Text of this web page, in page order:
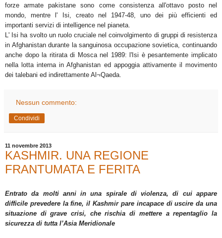
forze armate pakistane sono come consistenza all'ottavo posto nel
mondo, mentre l' Isi, creato nel 1947-48, uno dei più efficienti ed
importanti servizi di intelligence nel pianeta.
L' Isi ha svolto un ruolo cruciale nel coinvolgimento di gruppi di resistenza
in Afghanistan durante la sanguinosa occupazione sovietica, continuando
anche dopo la ritirata di Mosca nel 1989: l'Isi è pesantemente implicato
nella lotta interna in Afghanistan ed appoggia attivamente il movimento
dei talebani ed indirettamente Al¬Qaeda.
Nessun commento:
Condividi
11 novembre 2013
KASHMIR. UNA REGIONE
FRANTUMATA E FERITA
Entrato da molti anni in una spirale di violenza, di cui appare
difficile prevedere la fine, il Kashmir pare incapace di uscire da una
situazione di grave crisi, che rischia di mettere a repentaglio la
sicurezza di tutta l’Asia Meridionale